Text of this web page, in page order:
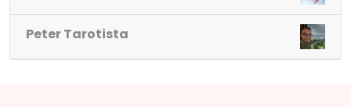
Peter Tarotista